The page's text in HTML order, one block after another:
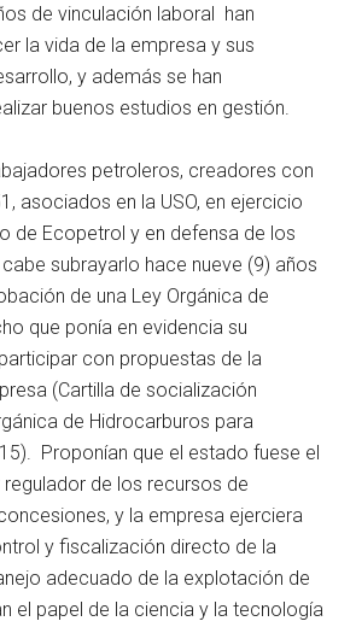
de vinculación laboral han
la vida de la empresa y sus
y además se han
buenos estudios en gestión.
petroleros, creadores con
asociados en la USO, en ejercicio
de Ecopetrol y en defensa de los
subrayarlo hace nueve (9) años
de una Ley Orgánica de
que ponía en evidencia su
con propuestas de la
(Cartilla de socialización
de Hidrocarburos para
Proponían que el estado fuese el
de los recursos de
y la empresa ejerciera
y fiscalización directo de la
adecuado de la explotación de
el papel de la ciencia y la tecnología